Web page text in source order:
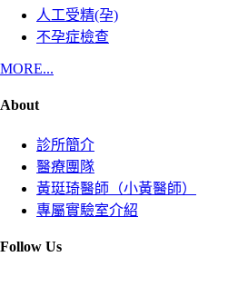
人工受精(孕)
不孕症檢查
MORE...
About
診所簡介
醫療團隊
黃珽琦醫師（小黃醫師）
專屬實驗室介紹
Follow Us